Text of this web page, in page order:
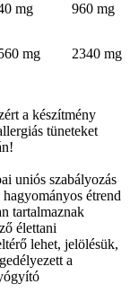
mg 960 mg
mg 2340 mg
a készítmény
tüneteket
uniós szabályozás
étrend
tartalmaznak
élettani
lehet, jelölésük,
a